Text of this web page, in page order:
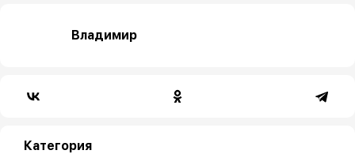
Владимир
Категория